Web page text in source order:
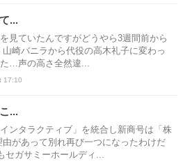
...
見ていたんですがどうやら3週間前から
崎バニラから代役の高木礼子に変わっ
…声の高さ全然違...
17:10
...
ンタラクティブ」を統合し新商号は「株
があって別れ再び一つになったわけだ
ガサミーホールディ...